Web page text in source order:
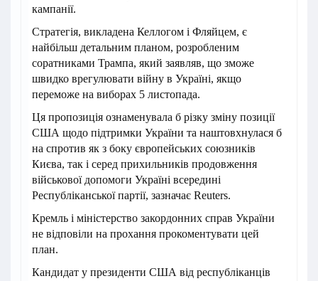
кампанії.
Стратегія, викладена Келлогом і Фляйцем, є
найбільш детальним планом, розробленим
соратниками Трампа, який заявляв, що зможе
швидко врегулювати війну в Україні, якщо
переможе на виборах 5 листопада.
Ця пропозиція ознаменувала б різку зміну позиції
США щодо підтримки України та наштовхнулася б
на спротив як з боку європейських союзників
Києва, так і серед прихильників продовження
військової допомоги Україні всередині
Республіканської партії, зазначає Reuters.
Кремль і міністерство закордонних справ України
не відповіли на прохання прокоментувати цей
план.
Кандидат у президенти США від республіканців